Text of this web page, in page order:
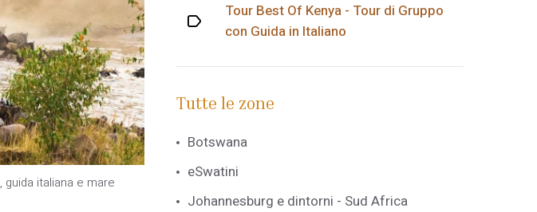
guida italiana e mare
Tour Best Of Kenya - Tour di Gruppo
con Guida in Italiano
Tutte le zone
Botswana
eSwatini
Johannesburg e dintorni - Sud Africa